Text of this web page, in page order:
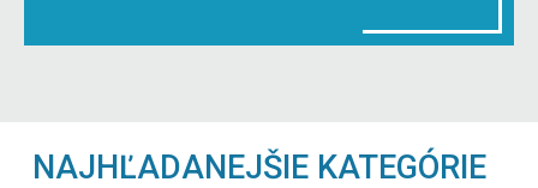
NAJHĽADANEJŠIE KATEGÓRIE